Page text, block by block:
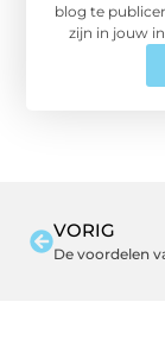
blog te
zijn in jouw
VORIG